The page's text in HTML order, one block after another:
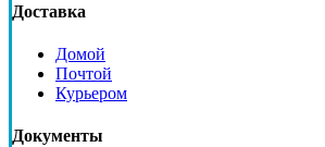
Доставка
Домой
Почтой
Курьером
Документы